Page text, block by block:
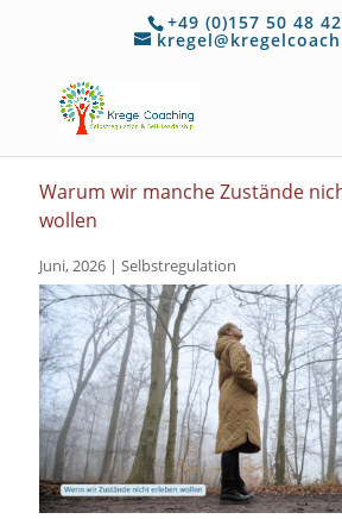
+49 (0)157 50 48
Warum wir manche Zustände
wollen
Juni, 2026 | Selbstregulation